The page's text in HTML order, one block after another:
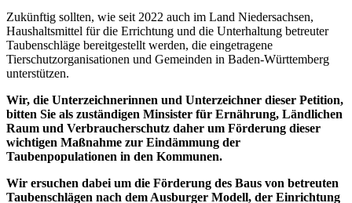
Zukünftig sollten, wie seit 2022 auch im Land Niedersachsen,
Haushaltsmittel für die Errichtung und die Unterhaltung betreuter
Taubenschläge bereitgestellt werden, die eingetragene
Tierschutzorganisationen und Gemeinden in Baden-Württemberg
unterstützen.
Wir, die Unterzeichnerinnen und Unterzeichner dieser Petition,
bitten Sie als zuständigen Minsister für Ernährung, Ländlichen
Raum und Verbraucherschutz daher um Förderung dieser
wichtigen Maßnahme zur Eindämmung der
Taubenpopulationen in den Kommunen.
Wir ersuchen dabei um die Förderung des Baus von betreuten
Taubenschlägen nach dem Ausburger Modell, der Einrichtung